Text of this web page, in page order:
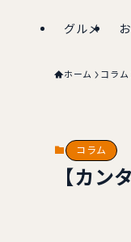
グルメ
ホーム コラム
コラム
【カン